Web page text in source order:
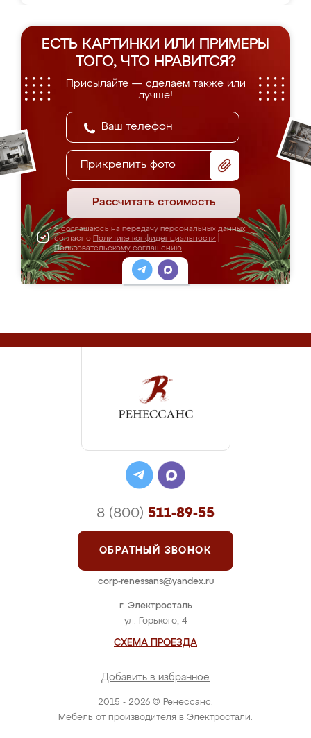
ЕСТЬ КАРТИНКИ ИЛИ ПРИМЕРЫ
ТОГО, ЧТО НРАВИТСЯ?
Присылайте — сделаем также или
лучше!
Прикрепить фото
Рассчитать стоимость
Я соглашаюсь на передачу персональных данных
согласно Политике конфиденциальности
Пользовательскому соглашению
2015 - 2026 © Ренессанс.
Мебель от производителя в Электростали.
г. Электросталь
ул. Горького, 4
СХЕМА ПРОЕЗДА
Добавить в избранное
8 (800) 511-89-55
ОБРАТНЫЙ ЗВОНОК
corp-renessans@yandex.ru